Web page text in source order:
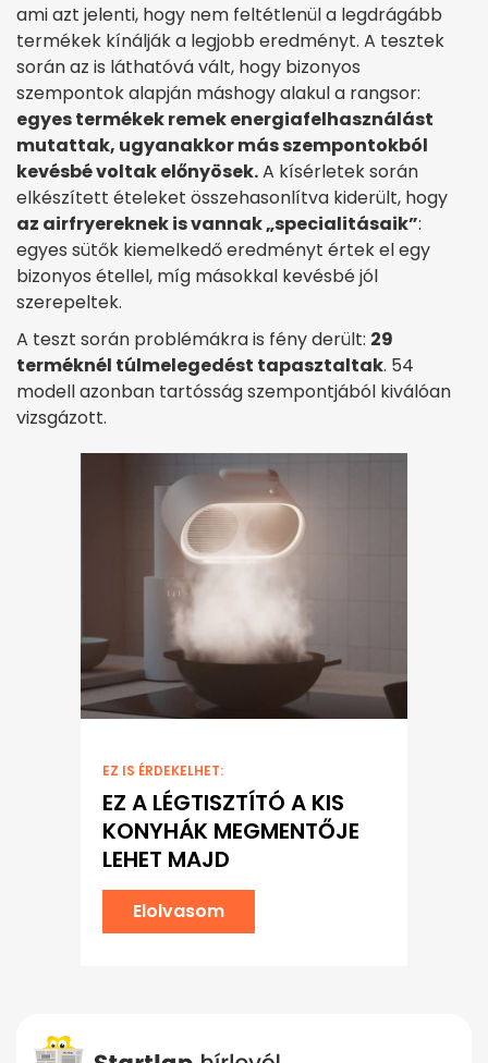
ami azt jelenti, hogy nem feltétlenül a legdrágább
termékek kínálják a legjobb eredményt. A tesztek
során az is láthatóvá vált, hogy bizonyos
szempontok alapján máshogy alakul a rangsor:
egyes termékek remek energiafelhasználást
mutattak, ugyanakkor más szempontokból
kevésbé voltak előnyösek.A kísérletek során
elkészített ételeket összehasonlítva kiderült, hogy
az airfryereknek is vannak „specialitásaik”:
egyes sütők kiemelkedő eredményt értek el egy
bizonyos étellel, míg másokkal kevésbé jól
szerepeltek.
A teszt során problémákra is fény derült: 29
terméknél túlmelegedést tapasztaltak. 54
modell azonban tartósság szempontjából kiválóan
vizsgázott.
EZ IS ÉRDEKELHET:
EZ A LÉGTISZTÍTÓ A KIS
KONYHÁK MEGMENTŐJE
LEHET MAJD
Elolvasom